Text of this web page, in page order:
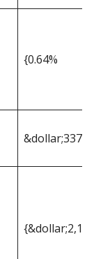
{0.64%
&dollar;337,102
{&dollar;2,157